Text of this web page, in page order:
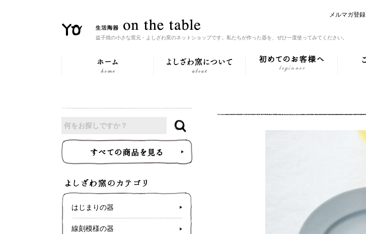
メルマガ登録
益子焼の小さな窯元・よしざわ窯のネットショップです。私たちが作った器を、ぜひ一度使ってみてください。
はじまりの器
線刻模様の器